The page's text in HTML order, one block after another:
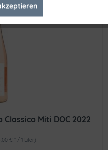
Miti DOC 2022
€ * / 1 Liter)